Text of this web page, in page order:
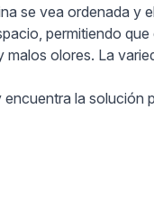
se vea ordenada y
permitiendo
olores. La
la solución